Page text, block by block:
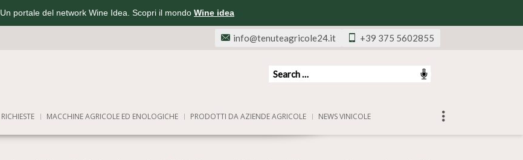
Un portale del network Wine Idea. Scopri il mondo Wine idea
+39 375 5602855
info@tenuteagricole24.it
RICHIESTE MACCHINE AGRICOLE ED ENOLOGICHE PRODOTTI DA AZIENDE AGRICOLE NEWS VINICOLE